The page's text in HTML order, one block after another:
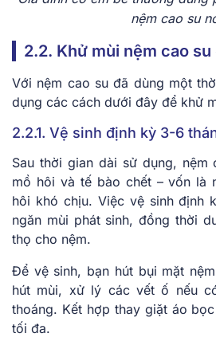
nệm cao su
2.2. Khử mùi nệm cao su
Với nệm cao su đã dùng một
dụng các cách dưới đây để khử
2.2.1. Vệ sinh định kỳ 3-6
Sau thời gian dài sử dụng, nệm
mồ hôi và tế bào chết – vốn là
hôi khó chịu. Việc vệ sinh định
ngăn mùi phát sinh, đồng thời
thọ cho nệm.
Để vệ sinh, bạn hút bụi mặt
hút mùi, xử lý các vết ố nếu
thoáng. Kết hợp thay giặt áo
tối đa.